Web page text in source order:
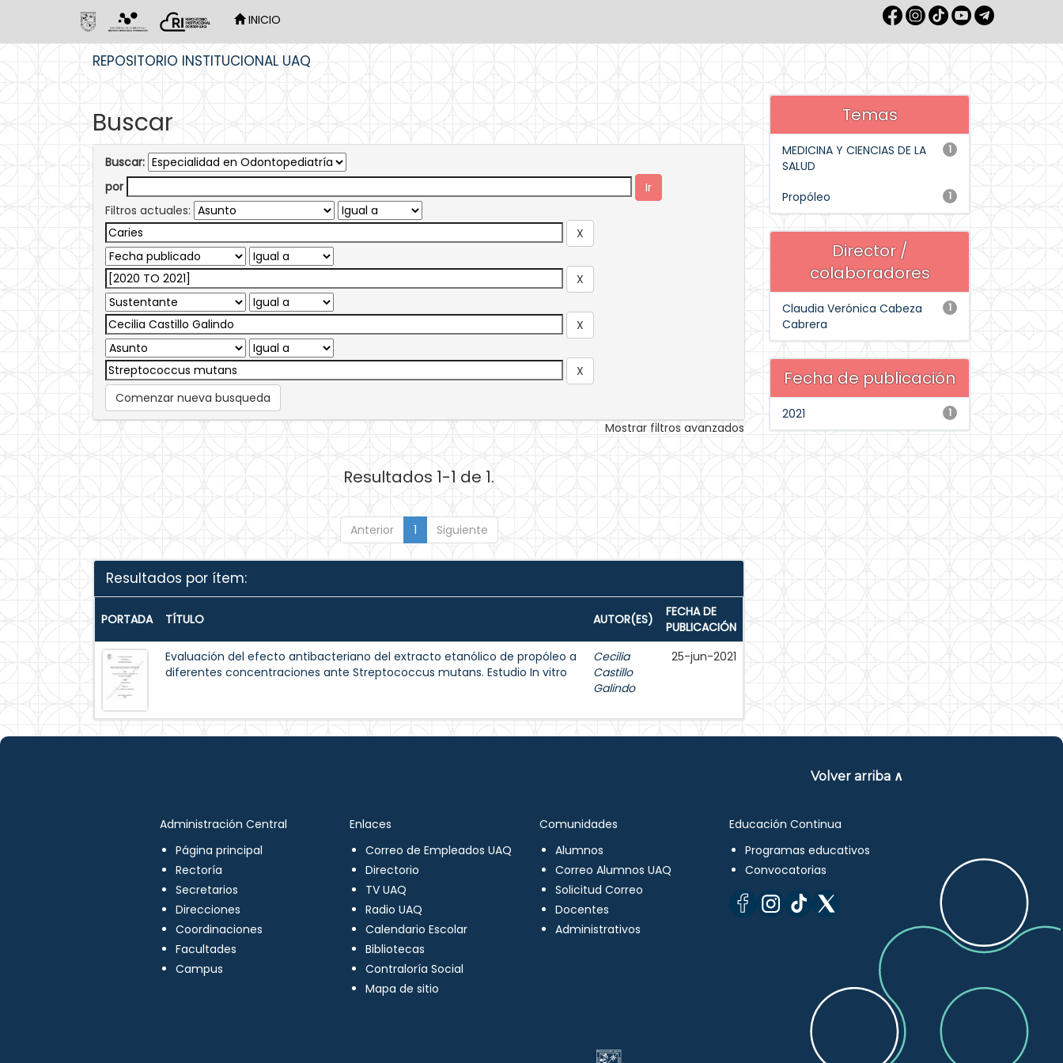
INICIO
REPOSITORIO INSTITUCIONAL UAQ
Buscar
Buscar:
por
Filtros actuales:
Comenzar nueva busqueda
Mostrar filtros avanzados
Resultados 1-1 de 1.
Anterior 1 Siguiente
Resultados por ítem:
PORTADA TÍTULO AUTOR(ES)
FECHA DE
PUBLICACIÓN
Evaluación del efecto antibacteriano del extracto etanólico de propóleo a
diferentes concentraciones ante Streptococcus mutans. Estudio In vitro
Cecilia
Castillo
Galindo
25-jun-2021
Temas
1
MEDICINA Y CIENCIAS DE LA
SALUD
1
Propóleo
Director /
colaboradores
1
Claudia Verónica Cabeza
Cabrera
Fecha de publicación
1
2021
Volver arriba ∧
Administración Central
Página principal
Rectoría
Secretarios
Direcciones
Coordinaciones
Facultades
Campus
Enlaces
Correo de Empleados UAQ
Directorio
TV UAQ
Radio UAQ
Calendario Escolar
Bibliotecas
Contraloría Social
Mapa de sitio
Comunidades
Alumnos
Correo Alumnos UAQ
Solicitud Correo
Docentes
Administrativos
Educación Continua
Programas educativos
Convocatorias